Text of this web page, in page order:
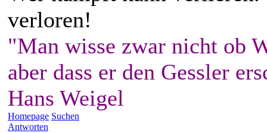
verloren!
"Man wisse zwar nicht ob
aber dass er den Gessler
Hans Weigel
Homepage Suchen
Antworten